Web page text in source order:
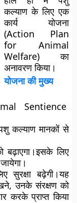
कल्याण के लिए एक
कार्य योजना
(Action Plan
for Animal
Welfare) का
अनावरण किया।
योजना की मुख्य
Sentience
कल्याण मानकों से
लिए
सुरक्षा बढ़ेगी।यह
उनके संरक्षण को
करके प्राप्त किया